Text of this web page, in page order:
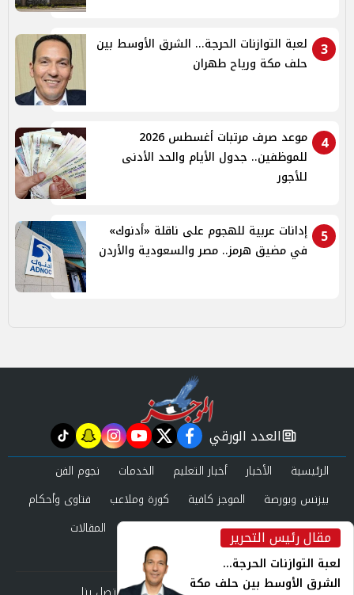
3
لعبة التوازنات الحرجة... الشرق الأوسط بين
حلف مكة ورياح طهران
4
موعد صرف مرتبات أغسطس 2026
للموظفين.. جدول الأيام والحد الأدنى
للأجور
5
إدانات عربية للهجوم على ناقلة «أدنوك»
في مضيق هرمز.. مصر والسعودية والأردن
مقال رئيس التحرير
لعبة التوازنات الحرجة...
الشرق الأوسط بين حلف مكة
newspaper
العدد الورقي facebook
twitter
youtube
instagram
snapchat
tiktok
الرئيسية الأخبار أخبار التعليم الخدمات
نجوم الفن
بيزنس وبورصة
الموجز كافية كورة وملاعب
فتاوى وأحكام
صحة وجمال
عرب وعالم حوادث ومحاكم
المقالات
العدد الورقي